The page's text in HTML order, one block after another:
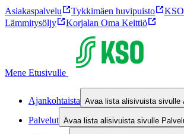
Asiakaspalvelu Tykkimäen huvipuisto
Lämmitysöljy
Korjalan Oma Keittiö
Mene Etusivulle
Ajankohtaista Avaa lista alisivuista sivulle
Palvelut Avaa lista alisivuista sivulle